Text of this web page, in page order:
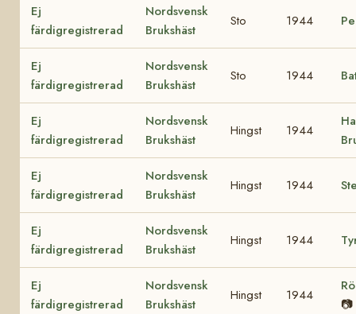
Ej
färdigregistrerad
Nordsvensk
Brukshäst
Sto 1944
Ej
färdigregistrerad
Nordsvensk
Brukshäst
Sto 1944
Ej
färdigregistrerad
Nordsvensk
Brukshäst
Hingst 1944
Ej
färdigregistrerad
Nordsvensk
Brukshäst
Hingst 1944
Ej
färdigregistrerad
Nordsvensk
Brukshäst
Hingst 1944
Ej
färdigregistrerad
Nordsvensk
Brukshäst
Hingst 1944
📷